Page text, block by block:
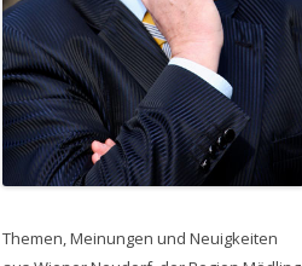
Themen, Meinungen und Neuigkeiten